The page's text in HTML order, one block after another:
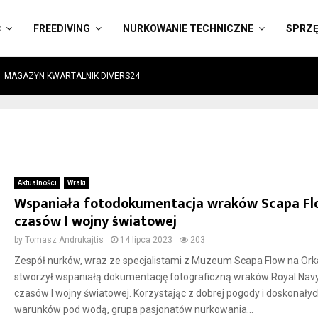
FREEDIVING NURKOWANIE TECHNICZNE
MAGAZYN KWARTALNIK DIVERS24
Aktualności Wraki
Wspaniała fotodokumentacja wraków Scapa
czasów I wojny światowej
by Tomasz Andrukajtis 14 lipca 2023 203
Zespół nurków, wraz ze specjalistami z Muzeum Scapa Flow na
stworzył wspaniałą dokumentację fotograficzną wraków Royal
czasów I wojny światowej. Korzystając z dobrej pogody i
warunków pod wodą, grupa pasjonatów nurkowania...